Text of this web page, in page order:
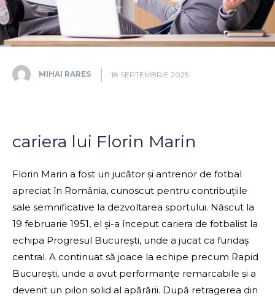
MIHAI RARES 18 SEPTEMBRIE 2025
cariera lui Florin Marin
Florin Marin a fost un jucător și antrenor de fotbal
apreciat în România, cunoscut pentru contribuțiile
sale semnificative la dezvoltarea sportului. Născut la
19 februarie 1951, el și-a început cariera de fotbalist la
echipa Progresul București, unde a jucat ca fundaș
central. A continuat să joace la echipe precum Rapid
București, unde a avut performanțe remarcabile și a
devenit un pilon solid al apărării. După retragerea din